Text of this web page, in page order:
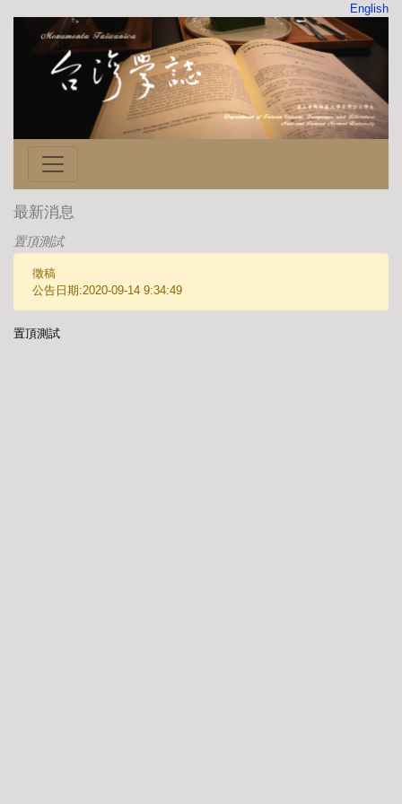
English
最新消息
置頂測試
徵稿
公告日期:2020-09-14 9:34:49
置頂測試